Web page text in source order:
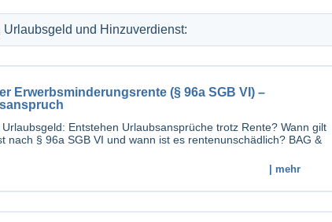
und Hinzuverdienst:
Erwerbsminderungsrente (§ 96a SGB VI) –
Entstehen Urlaubsansprüche trotz Rente? Wann gilt
nach § 96a SGB VI und wann ist es rentenunschädlich? BAG &
| mehr